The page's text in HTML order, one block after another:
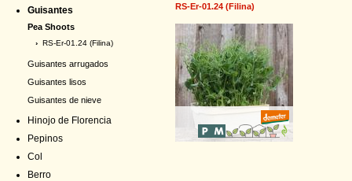
Guisantes
Pea Shoots
› RS-Er-01.24 (Filina)
Guisantes arrugados
Guisantes lisos
Guisantes de nieve
Hinojo de Florencia
Pepinos
Col
Berro
RS-Er-01.24 (Filina)